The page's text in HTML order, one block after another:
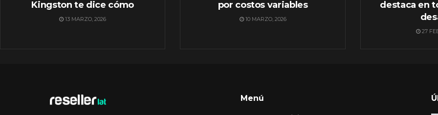
Kingston te dice cómo
13 MARZO, 2026
por costos variables
10 MARZO, 2026
destaca en
27
Menú